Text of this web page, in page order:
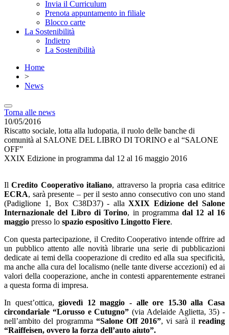
Invia il Curriculum
Prenota appuntamento in filiale
Blocco carte
La Sostenibilità
Indietro
La Sostenibilità
Home
>
News
Torna alle news
10/05/2016
Riscatto sociale, lotta alla ludopatia, il ruolo delle banche di
comunità al SALONE DEL LIBRO DI TORINO e al “SALONE
OFF”
XXIX Edizione in programma dal 12 al 16 maggio 2016
IlCredito Cooperativo italiano, attraverso la propria casa editrice
ECRA, sarà presente – per il sesto anno consecutivo con uno stand
(Padiglione 1, Box C38D37) - allaXXIX Edizione del Salone
Internazionale del Libro di Torino, in programmadal 12 al 16
maggio presso lo spazio espositivo Lingotto Fiere.
Con questa partecipazione, il Credito Cooperativo intende offrire ad
un pubblico attento alle novità librarie una serie di pubblicazioni
dedicate ai temi della cooperazione di credito ed alla sua specificità,
ma anche alla cura del localismo (nelle tante diverse accezioni) ed ai
valori della cooperazione, anche in contesti apparentemente estranei
a questa forma di impresa.
In quest’ottica,giovedì 12 maggio - alle ore 15.30 alla Casa
circondariale “Lorusso e Cutugno” (via Adelaide Aglietta, 35) -
nell’ambito del programma “Salone Off 2016”, vi sarà il reading
“Raiffeisen, ovvero la forza dell’auto aiuto”.